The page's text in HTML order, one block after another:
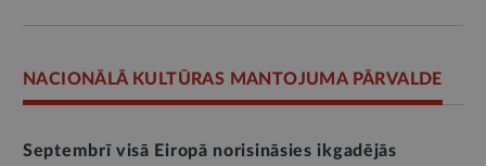
NACIONĀLĀ KULTŪRAS MANTOJUMA PĀRVALDE
Septembrī visā Eiropā norisināsies ikgadējās